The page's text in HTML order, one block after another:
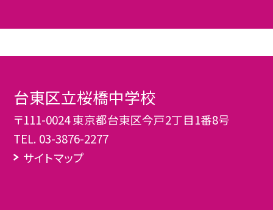
台東区立桜橋中学校
〒111-0024 東京都台東区今戸2丁目1番8号
TEL. 03-3876-2277
サイトマップ